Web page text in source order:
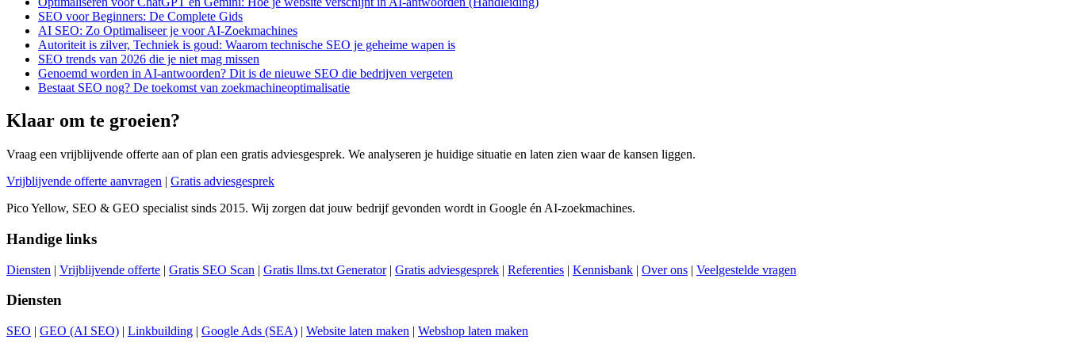
SEO voor Beginners: De Complete Gids
AI SEO: Zo Optimaliseer je voor AI-Zoekmachines
Autoriteit is zilver, Techniek is goud: Waarom technische SEO je geheime wapen is
SEO trends van 2026 die je niet mag missen
Genoemd worden in AI-antwoorden? Dit is de nieuwe SEO die bedrijven vergeten
Bestaat SEO nog? De toekomst van zoekmachineoptimalisatie
Klaar om te groeien?
Vraag een vrijblijvende offerte aan of plan een gratis adviesgesprek. We analyseren je huidige situatie en laten zien waar de kansen liggen.
Vrijblijvende offerte aanvragen | Gratis adviesgesprek
Pico Yellow, SEO & GEO specialist sinds 2015. Wij zorgen dat jouw bedrijf gevonden wordt in Google én AI-zoekmachines.
Handige links
Diensten | Vrijblijvende offerte | Gratis SEO Scan | Gratis llms.txt Generator| Gratis adviesgesprek | Referenties | Kennisbank | Over ons | Veelgestelde vragen
Diensten
SEO | GEO (AI SEO) | Linkbuilding | Google Ads (SEA) | Website laten maken | Webshop laten maken